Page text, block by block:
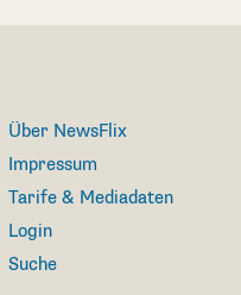
Über NewsFlix
Impressum
Tarife & Mediadaten
Login
Suche